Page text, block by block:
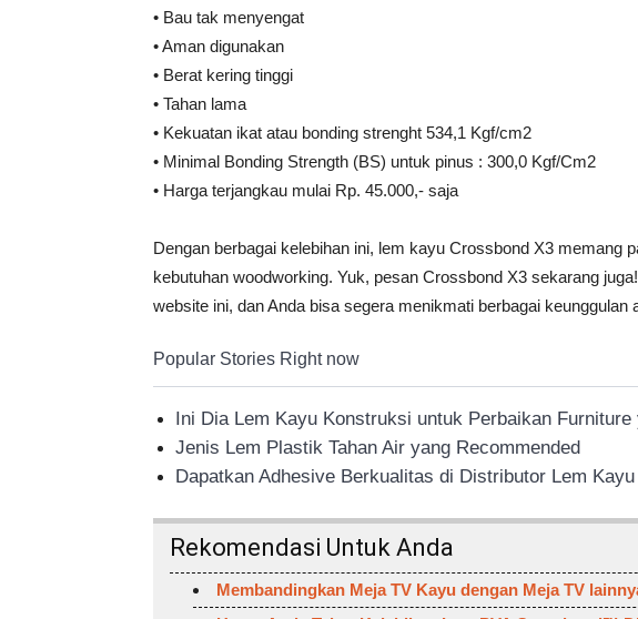
• Bau tak menyengat
• Aman digunakan
• Berat kering tinggi
• Tahan lama
• Kekuatan ikat atau bonding strenght 534,1 Kgf/cm2
• Minimal Bonding Strength (BS) untuk pinus : 300,0 Kgf/Cm2
• Harga terjangkau mulai Rp. 45.000,- saja
Dengan berbagai kelebihan ini, lem kayu Crossbond X3 memang
kebutuhan woodworking. Yuk, pesan Crossbond X3 sekarang
website ini, dan Anda bisa segera menikmati berbagai keunggulan
Popular Stories Right now
Ini Dia Lem Kayu Konstruksi untuk Perbaikan
Jenis Lem Plastik Tahan Air yang Recommended
Dapatkan Adhesive Berkualitas di Distributor Lem
Rekomendasi Untuk Anda
Membandingkan Meja TV Kayu dengan Meja TV